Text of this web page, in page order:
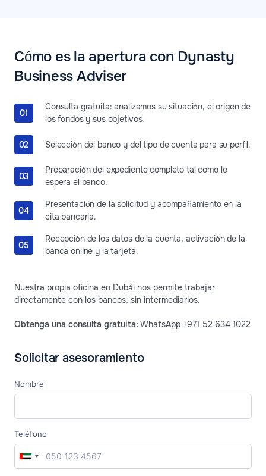
Cómo es la apertura con Dynasty
Business Adviser
Consulta gratuita: analizamos su situación, el origen de
los fondos y sus objetivos.
Selección del banco y del tipo de cuenta para su perfil.
Preparación del expediente completo tal como lo
espera el banco.
Presentación de la solicitud y acompañamiento en la
cita bancaria.
Recepción de los datos de la cuenta, activación de la
banca online y la tarjeta.
Nuestra propia oficina en Dubái nos permite trabajar
directamente con los bancos, sin intermediarios.
Obtenga una consulta gratuita: WhatsApp +971 52 634 1022
Solicitar asesoramiento
Nombre
Teléfono